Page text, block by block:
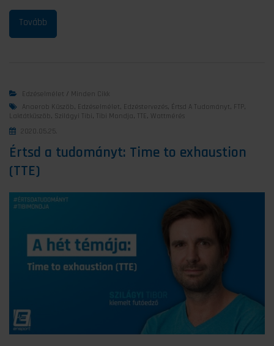
Edzéselmélet / Minden Cikk
Anaerob Küszöb , Edzéselmélet , Edzéstervezés, Értsd A Tudományt , FTP ,
Laktátküszöb , Szilágyi Tibi, Tibi Mondja, TTE , Wattmérés
2020.05.25.
Értsd a tudományt: Time to exhaustion
(TTE)